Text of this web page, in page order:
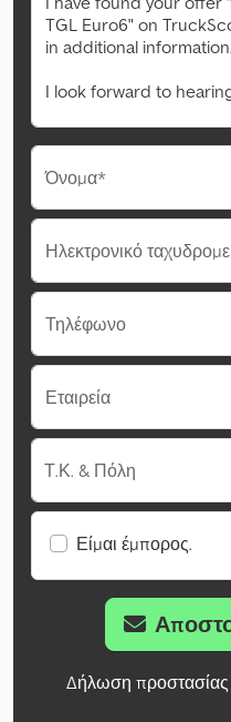
Όνομα*
Ηλεκτρονικό
Τηλέφωνο
Εταιρεία
Τ.Κ. & Πόλη
Είμαι έμπορος.
Δήλωση